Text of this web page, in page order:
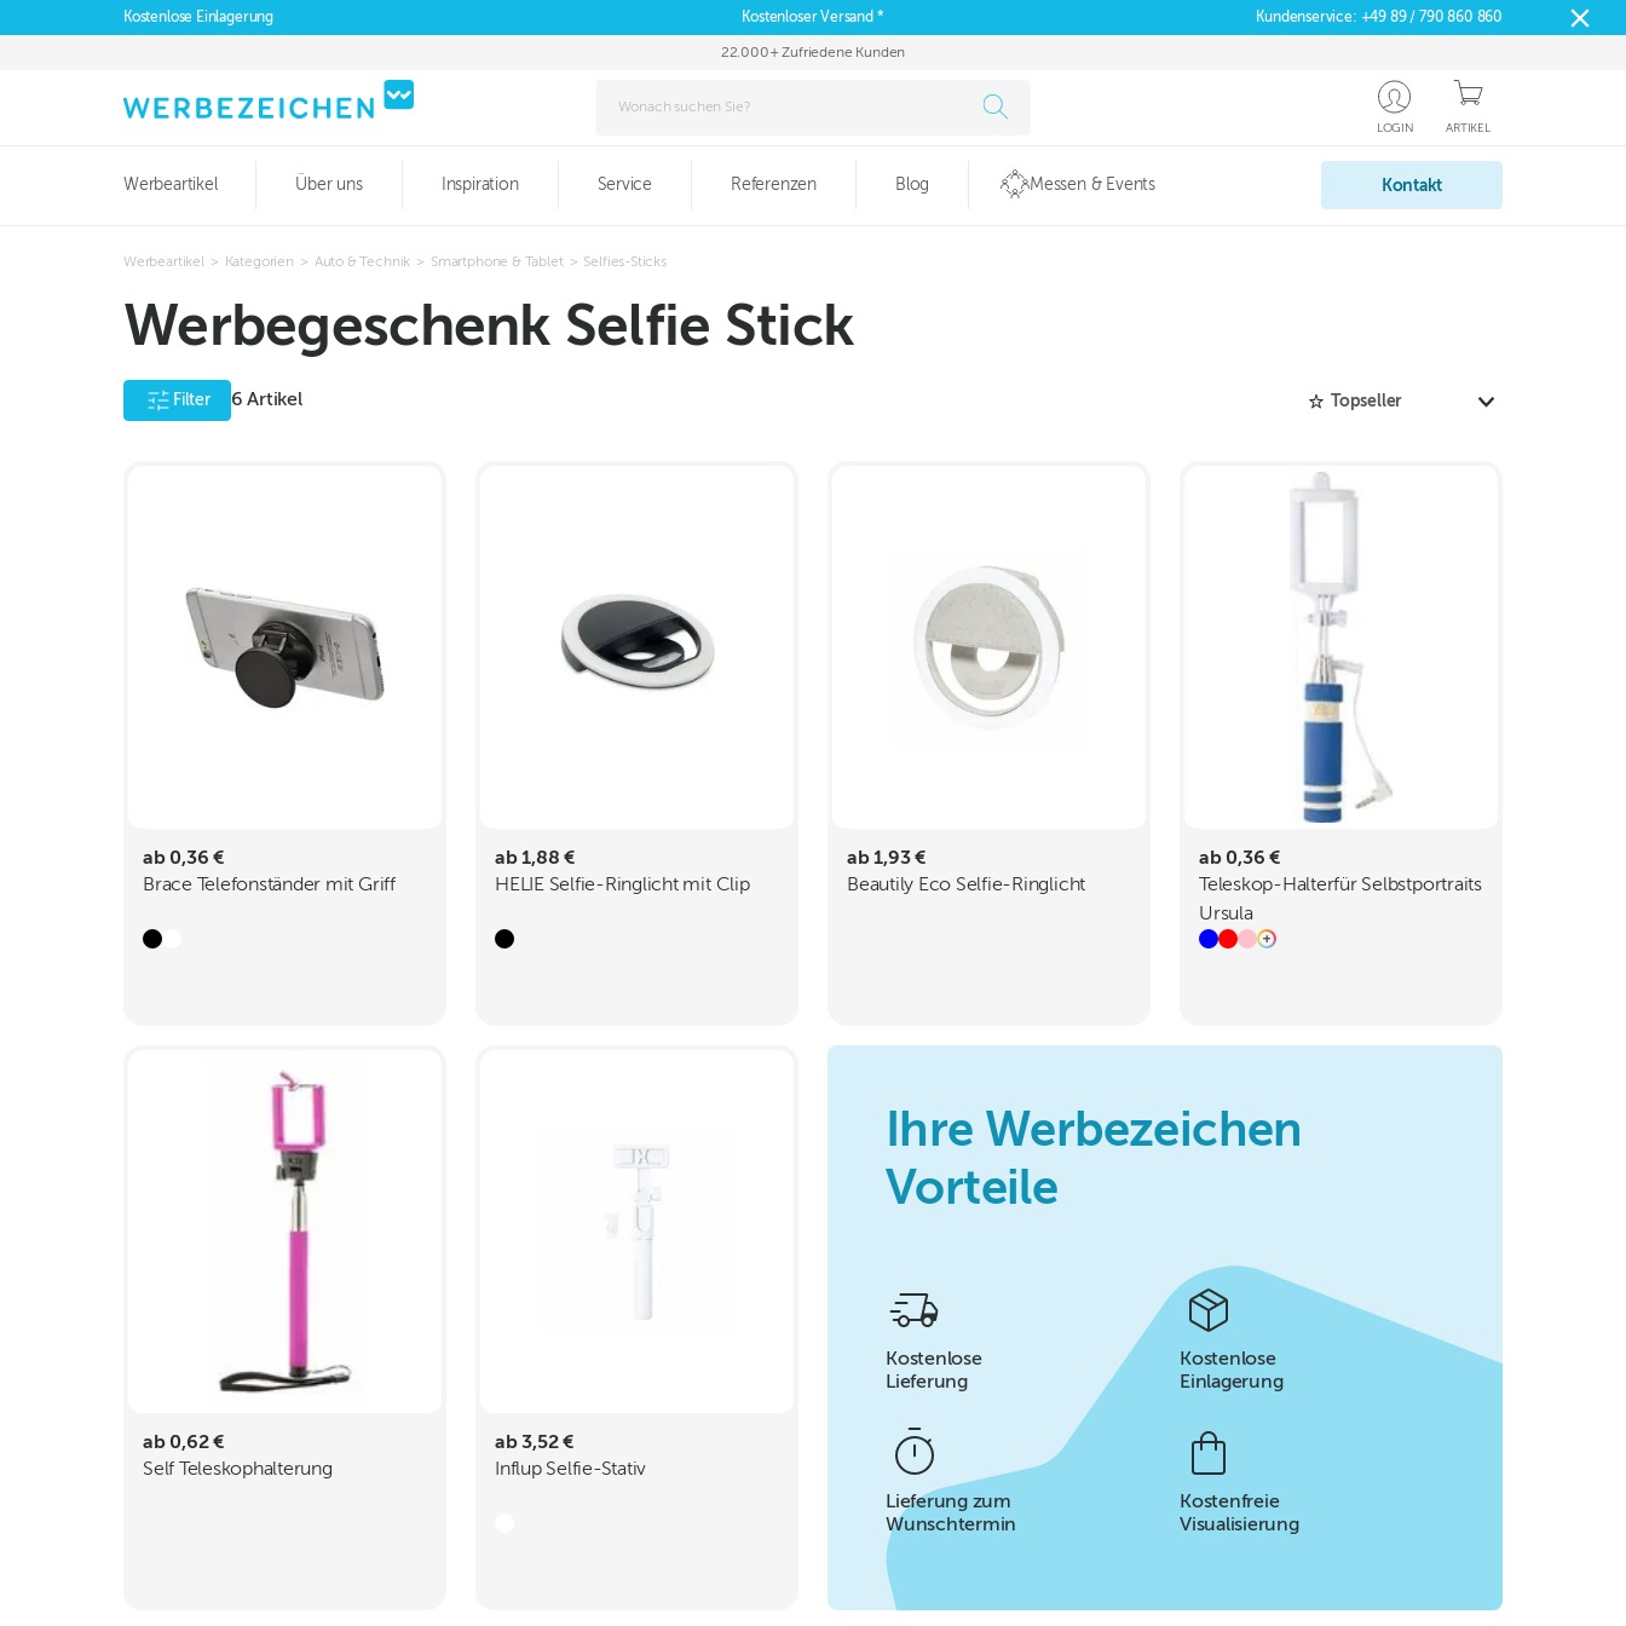
Kostenlose Einlagerung Kostenloser Versand * Kundenservice: +49 89 / 790 860 860
22.000+ Zufriedene Kunden
LOGIN ARTIKEL
Werbeartikel Über uns Inspiration Service Referenzen Blog Messen & Events Kontakt
Werbeartikel > Kategorien > Auto & Technik > Smartphone & Tablet > Selfies-Sticks
Werbegeschenk Selfie Stick
Filter 6 Artikel Topseller
ab 0,36 €
Brace Telefonständer mit Griff
ab 1,88 €
HELIE Selfie-Ringlicht mit Clip
ab 1,93 €
Beautily Eco Selfie-Ringlicht
ab 0,36 €
Teleskop-Halterfür Selbstportraits
Ursula
ab 0,62 €
Self Teleskophalterung
ab 3,52 €
Influp Selfie-Stativ
Ihre Werbezeichen
Vorteile
Kostenlose
Lieferung
Kostenlose
Einlagerung
Lieferung zum
Wunschtermin
Kostenfreie
Visualisierung